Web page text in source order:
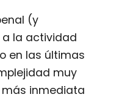
(y
a la actividad
en las últimas
muy
más inmediata